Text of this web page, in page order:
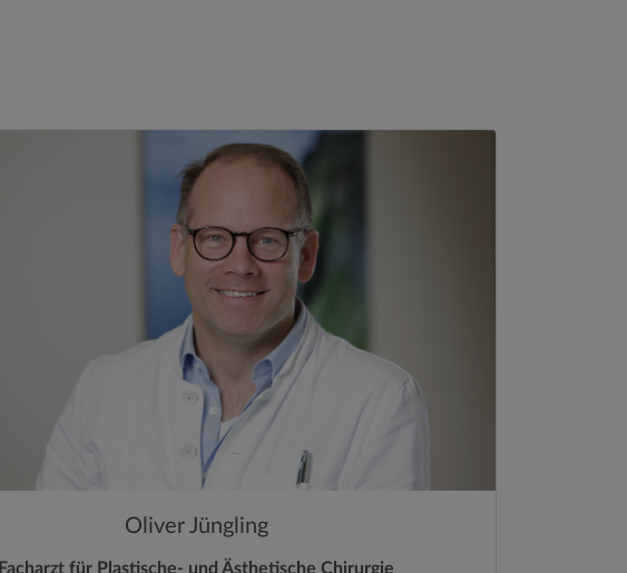
Oliver Jüngling
Facharzt für Plastische- und Ästhetische Chirurgie